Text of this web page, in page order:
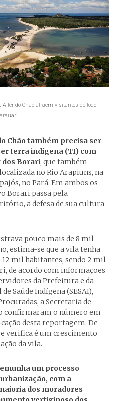
do Chão atraem visitantes de todo
Chão também precisa ser
terra indígena (TI) com
dos Borari, que também
no Rio Arapiuns, na
no Pará. Em ambos os
Borari passa pela
a defesa de sua cultura
pouco mais de 8 mil
estima-se que a vila tenha
mil habitantes, sendo 2 mil
de acordo com informações
da Prefeitura e da
Saúde Indígena (SESAI),
a Secretaria de
confirmaram o número em
desta reportagem. De
verifica é um crescimento
da vila.
um processo
com a
dos moradores